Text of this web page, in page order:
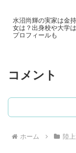
水沼尚輝の実家は金
女は？出身校や大学
プロフィールも
コメント
ホーム 陸